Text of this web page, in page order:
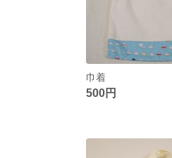
巾着
500円